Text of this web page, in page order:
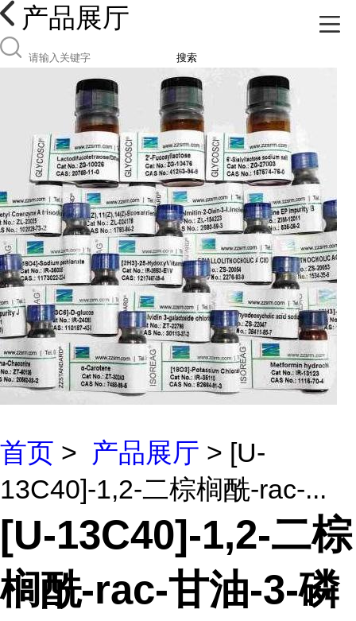
产品展厅
搜索
首页 > 产品展厅 > [U-
13C40]-1,2-二棕榈酰-rac-...
[U-13C40]-1,2-二棕
榈酰-rac-甘油-3-磷